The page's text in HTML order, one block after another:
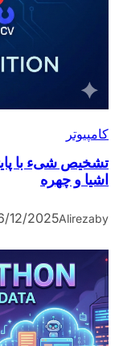
کامپیوتر
اشیا و چهره
by
Alireza
12/2025